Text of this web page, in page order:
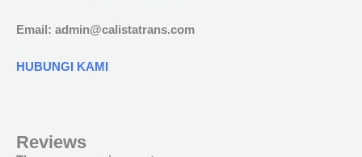
Email: admin@calistatrans.com
HUBUNGI KAMI
Reviews